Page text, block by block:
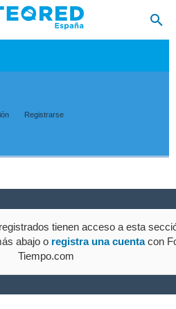
Registrarse
tienen acceso a esta
abajo o registra una cuentacon
Tiempo.com